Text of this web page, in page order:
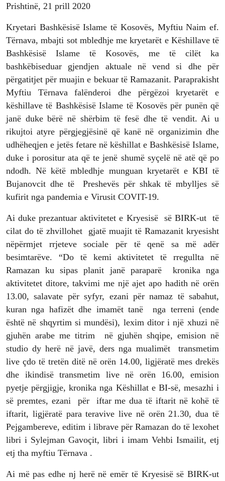
Prishtinë, 21 prill 2020
Kryetari Bashkësisë Islame të Kosovës, Myftiu Naim ef.
Tërnava, mbajti sot mbledhje me kryetarët e Këshillave të
Bashkësisë Islame të Kosovës, me të cilët ka
bashkëbiseduar gjendjen aktuale në vend si dhe për
përgatitjet për muajin e bekuar të Ramazanit. Paraprakisht
Myftiu Tërnava falënderoi dhe përgëzoi kryetarët e
këshillave të Bashkësisë Islame të Kosovës për punën që
janë duke bërë në shërbim të fesë dhe të vendit. Ai u
rikujtoi atyre përgjegjësinë që kanë në organizimin dhe
udhëheqjen e jetës fetare në këshillat e Bashkësisë Islame,
duke i porositur ata që te jenë shumë syçelë në atë që po
ndodh. Në këtë mbledhje munguan kryetarët e KBI të
Bujanovcit dhe të Preshevës për shkak të mbylljes së
kufirit nga pandemia e Virusit COVIT-19.
Ai duke prezantuar aktivitetet e Kryesisë së BIRK-ut të
cilat do të zhvillohet gjatë muajit të Ramazanit kryesisht
nëpërmjet rrjeteve sociale për të qenë sa më adër
besimtarëve. “Do të kemi aktivitetet të rregullta në
Ramazan ku sipas planit janë paraparë kronika nga
aktivitetet ditore, takvimi me një ajet apo hadith në orën
13.00, salavate për syfyr, ezani për namaz të sabahut,
kuran nga hafizët dhe imamët tanë nga terreni (ende
është në shqyrtim si mundësi), lexim ditor i një xhuzi në
gjuhën arabe me titrim në gjuhën shqipe, emision në
studio dy herë në javë, ders nga mualimët transmetim
live çdo të tretën ditë në orën 14.00, ligjëratë mes drekës
dhe ikindisë transmetim live në orën 16.00, emision
pyetje përgjigje, kronika nga Këshillat e BI-së, mesazhi i
së premtes, ezani për iftar me dua të iftarit në kohë të
iftarit, ligjëratë para teravive live në orën 21.30, dua të
Pejgambereve, editim i librave për Ramazan do të lexohet
libri i Sylejman Gavoçit, libri i imam Vehbi Ismailit, etj
etj tha myftiu Tërnava .
Ai më pas edhe nj herë në emër të Kryesisë së BIRK-ut